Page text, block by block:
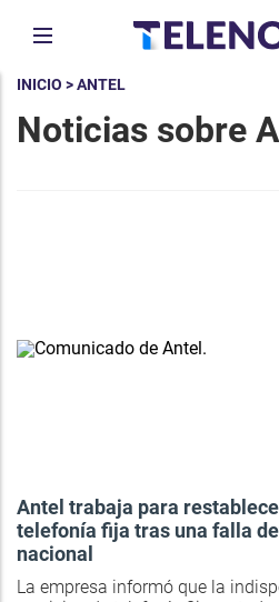
INICIO > ANTEL
Noticias sobre
Antel trabaja para
telefonía fija tras una falla
nacional
La empresa informó que la